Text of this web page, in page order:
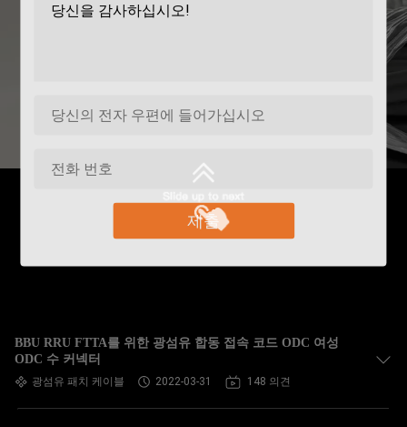
제출
BBU RRU FTTA를 위한 광섬유 합동 접속 코드 ODC 여성
ODC 수 커넥터
광섬유 패치 케이블 2022-03-31 148 의견